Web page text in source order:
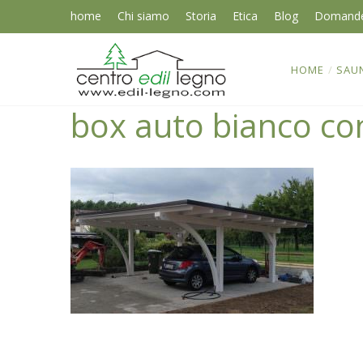
home Chi siamo Storia Etica Blog
HOME /
box auto bianco